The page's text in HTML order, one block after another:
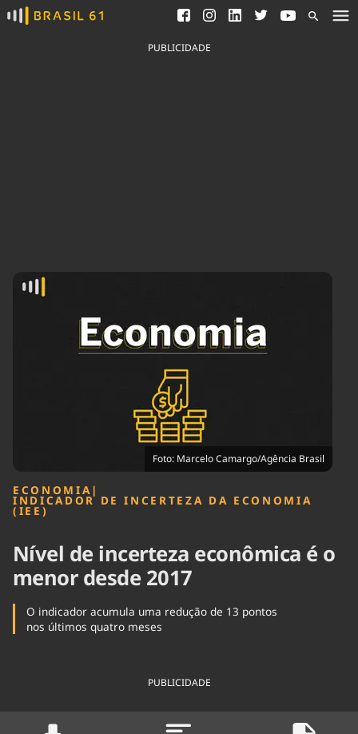
Ver todas as notícias
Saneamento
Indicadores
Agronegócios
Economia
Educação
Infraestrutura
Internacional
Podcast
Política
Saúde
PUBLICIDADE
Foto: Marcelo Camargo/Agência Brasil
ECONOMIA |
INDICADOR DE INCERTEZA DA ECONOMIA
(IEE)
Nível de incerteza econômica é o
menor desde 2017
O indicador acumula uma redução de 13 pontos
nos últimos quatro meses
PUBLICIDADE